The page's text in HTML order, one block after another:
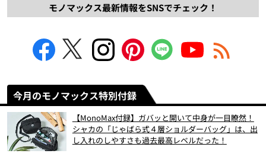
モノマックス最新情報をSNSでチェック！
今月のモノマックス特別付録
【MonoMax付録】ガバッと開いて中身が一目瞭然！
シャカの「じゃばら式４層ショルダーバッグ」は、出
し入れのしやすさも過去最高レベルだった！